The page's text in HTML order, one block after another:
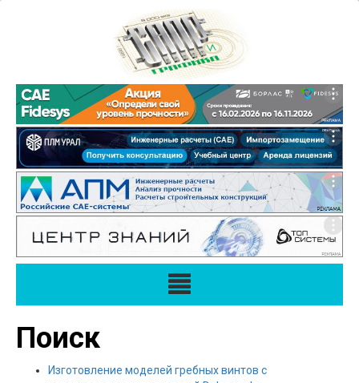
Поиск
Изготовление моделей гребных винтов с